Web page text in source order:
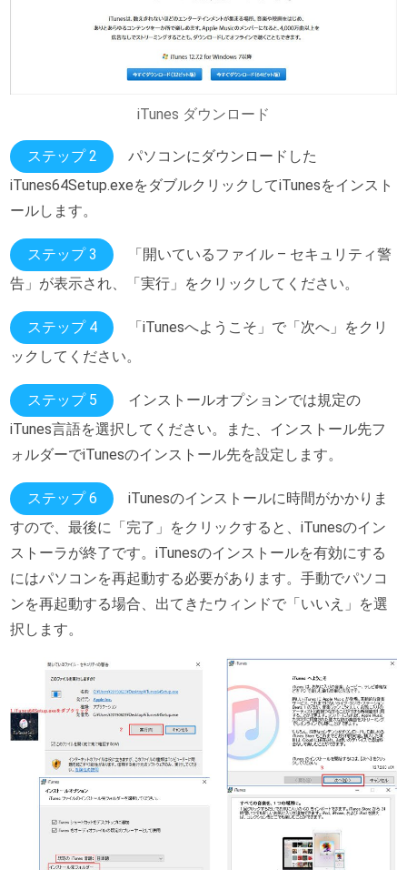
iTunes ダウンロード
ステップ 2
パソコンにダウンロードした
iTunes64Setup.exeをダブルクリックしてiTunesをインスト
ールします。
ステップ 3
「開いているファイル – セキュリティ警
告」が表示され、「実行」をクリックしてください。
ステップ 4
「iTunesへようこそ」で「次へ」をクリ
ックしてください。
ステップ 5
インストールオプションでは規定の
iTunes言語を選択してください。また、インストール先フ
ォルダーでiTunesのインストール先を設定します。
ステップ 6
iTunesのインストールに時間がかかりま
すので、最後に「完了」をクリックすると、iTunesのイン
ストーラが終了です。iTunesのインストールを有効にする
にはパソコンを再起動する必要があります。手動でパソコ
ンを再起動する場合、出てきたウィンドで「いいえ」を選
択します。